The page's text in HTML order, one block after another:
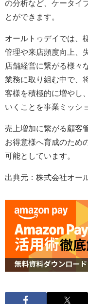
の分析など、ケータイ
とができます。
オールトゥデイでは、
管理や来店頻度向上、
店舗経営に繋がる様々
業務に取り組む中で、
客様を積極的に増やし
いくことを事業ミッシ
売上増加に繋がる顧客
お得意様へ育成のため
可能としています。
出典元：株式会社オー